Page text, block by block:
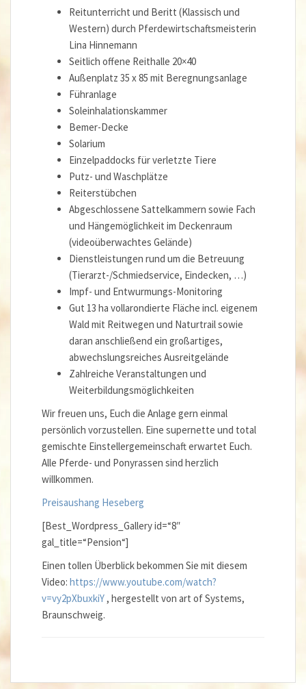
Reitunterricht und Beritt (Klassisch und
Western) durch Pferdewirtschaftsmeisterin
Lina Hinnemann
Seitlich offene Reithalle 20×40
Außenplatz 35 x 85 mit Beregnungsanlage
Führanlage
Soleinhalationskammer
Bemer-Decke
Solarium
Einzelpaddocks für verletzte Tiere
Putz- und Waschplätze
Reiterstübchen
Abgeschlossene Sattelkammern sowie Fach
und Hängemöglichkeit im Deckenraum
(videoüberwachtes Gelände)
Dienstleistungen rund um die Betreuung
(Tierarzt-/Schmiedservice, Eindecken, …)
Impf- und Entwurmungs-Monitoring
Gut 13 ha vollarondierte Fläche incl. eigenem
Wald mit Reitwegen und Naturtrail sowie
daran anschließend ein großartiges,
abwechslungsreiches Ausreitgelände
Zahlreiche Veranstaltungen und
Weiterbildungsmöglichkeiten
Wir freuen uns, Euch die Anlage gern einmal
persönlich vorzustellen. Eine supernette und total
gemischte Einstellergemeinschaft erwartet Euch.
Alle Pferde- und Ponyrassen sind herzlich
willkommen.
Preisaushang Heseberg
[Best_Wordpress_Gallery id=“8″
gal_title=“Pension“]
Einen tollen Überblick bekommen Sie mit diesem
Video: https://www.youtube.com/watch?
v=vy2pXbuxkiY, hergestellt von art of Systems,
Braunschweig.